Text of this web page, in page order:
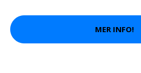
MER INFO!